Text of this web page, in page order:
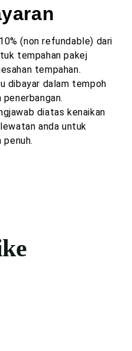
(non refundable) dari
tempahan pakej
tempahan.
dibayar dalam tempoh
diatas kenaikan
anda untuk